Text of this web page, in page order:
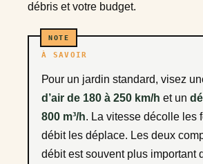
débris et votre budget.
À SAVOIR
Pour un jardin standard, visez
d’air de 180 à 250 km/h et un
800 m³/h. La vitesse décolle les
débit les déplace. Les deux
débit est souvent plus important